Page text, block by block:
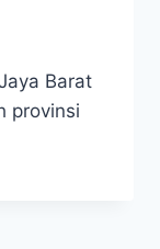
Barat
provinsi